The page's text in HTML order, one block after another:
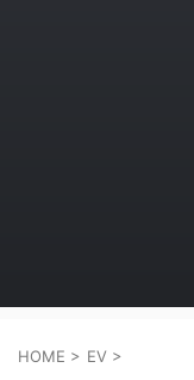
HOME > EV >